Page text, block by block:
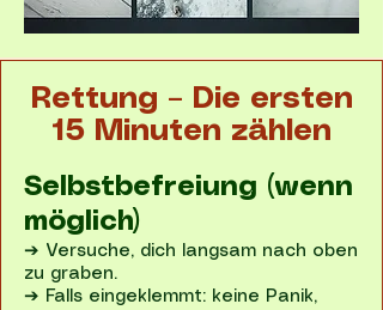
Rettung – Die ersten
15 Minuten zählen
Selbstbefreiung (wenn
möglich)
➔ Versuche, dich langsam nach oben
zu graben.
➔ Falls eingeklemmt: keine Panik,